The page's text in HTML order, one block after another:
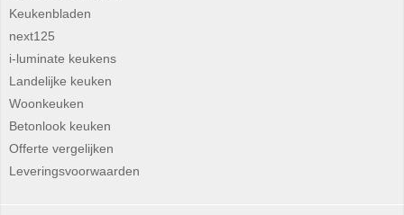
Keukenbladen
next125
i-luminate keukens
Landelijke keuken
Woonkeuken
Betonlook keuken
Offerte vergelijken
Leveringsvoorwaarden